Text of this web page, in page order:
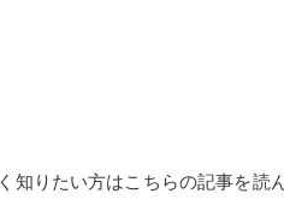
知りたい方はこちらの記事を読